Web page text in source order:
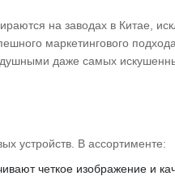
на заводах в Китае,
маркетингового
даже самых
устройств. В ассортименте:
четкое изображение и